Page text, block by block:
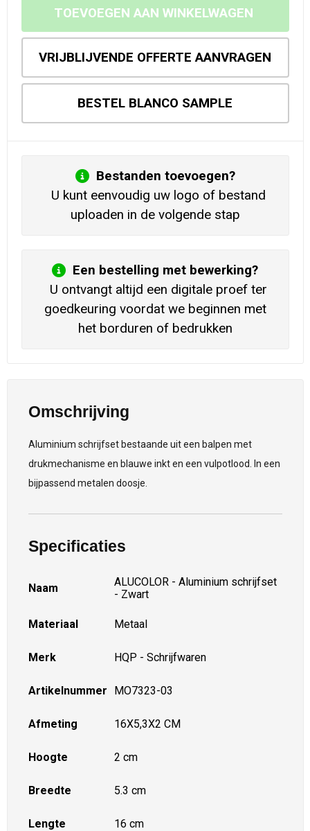
TOEVOEGEN AAN WINKELWAGEN
VRIJBLIJVENDE OFFERTE AANVRAGEN
BESTEL BLANCO SAMPLE
Bestanden toevoegen?
U kunt eenvoudig uw logo of bestand
uploaden in de volgende stap
Een bestelling met bewerking?
U ontvangt altijd een digitale proef ter
goedkeuring voordat we beginnen met
het borduren of bedrukken
Omschrijving
Aluminium schrijfset bestaande uit een balpen met
drukmechanisme en blauwe inkt en een vulpotlood. In een
bijpassend metalen doosje.
Specificaties
Naam
ALUCOLOR - Aluminium schrijfset
- Zwart
Materiaal Metaal
Merk HQP - Schrijfwaren
Artikelnummer MO7323-03
Afmeting 16X5,3X2 CM
Hoogte 2 cm
Breedte 5.3 cm
Lengte 16 cm